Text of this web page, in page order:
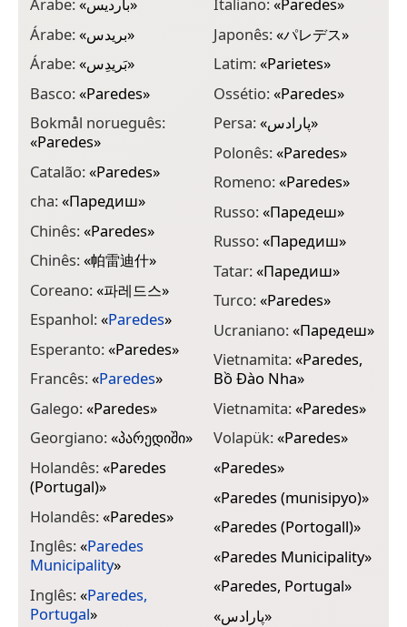
Árabe:«بريدس»
Árabe:«بَريدِس»
Basco:«Paredes»
Bokmål norueguês:
«Paredes»
Catalão:«Paredes»
cha:«Паредиш»
Chinês:«Paredes»
Chinês:«帕雷迪什»
Coreano:«파레드스»
Espanhol:«Paredes»
Esperanto:«Paredes»
Francês:«Paredes»
Galego:«Paredes»
Georgiano:«პარედიში»
Holandês:«Paredes
(Portugal)»
Holandês:«Paredes»
Inglês:«Paredes
Municipality»
Inglês:«Paredes,
Portugal»
Japonês:«パレデス»
Latim:«Parietes»
Ossétio:«Paredes»
Persa:«پارادس»
Polonês:«Paredes»
Romeno:«Paredes»
Russo:«Паредеш»
Russo:«Паредиш»
Tatar:«Паредиш»
Turco:«Paredes»
Ucraniano:«Паредеш»
Vietnamita:«Paredes,
Bồ Đào Nha»
Vietnamita:«Paredes»
Volapük:«Paredes»
«Paredes»
«Paredes (munisipyo)»
«Paredes (Portogall)»
«Paredes Municipality»
«Paredes, Portugal»
«پارادس»